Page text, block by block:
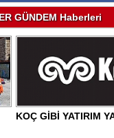
GÜNDEM Haberleri
KOÇ GİBİ YATIRIM